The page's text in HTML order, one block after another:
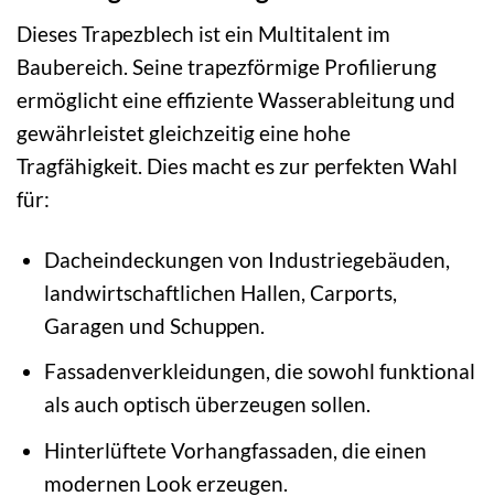
Dieses Trapezblech ist ein Multitalent im
Baubereich. Seine trapezförmige Profilierung
ermöglicht eine effiziente Wasserableitung und
gewährleistet gleichzeitig eine hohe
Tragfähigkeit. Dies macht es zur perfekten Wahl
für:
Dacheindeckungen von Industriegebäuden,
landwirtschaftlichen Hallen, Carports,
Garagen und Schuppen.
Fassadenverkleidungen, die sowohl funktional
als auch optisch überzeugen sollen.
Hinterlüftete Vorhangfassaden, die einen
modernen Look erzeugen.